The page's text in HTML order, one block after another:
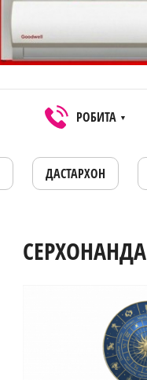
РОБИТА ▼
ДАСТАРХОН
СЕРХОНАНДА